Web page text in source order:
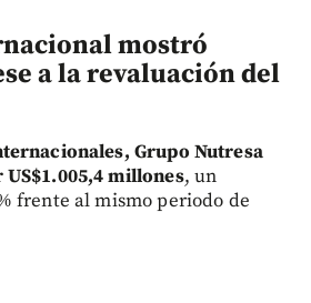
mostró
a la revaluación del
Grupo Nutresa
millones, un
frente al mismo periodo de